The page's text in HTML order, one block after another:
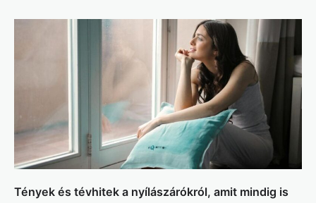
Tények és tévhitek a nyílászárókról, amit mindig is